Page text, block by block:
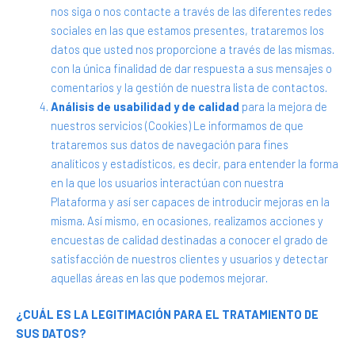
nos siga o nos contacte a través de las diferentes redes
sociales en las que estamos presentes, trataremos los
datos que usted nos proporcione a través de las mismas.
con la única finalidad de dar respuesta a sus mensajes o
comentarios y la gestión de nuestra lista de contactos.
Análisis de usabilidad y de calidad para la mejora de
nuestros servicios (Cookies) Le informamos de que
trataremos sus datos de navegación para fines
analíticos y estadísticos, es decir, para entender la forma
en la que los usuarios interactúan con nuestra
Plataforma y así ser capaces de introducir mejoras en la
misma. Así mismo, en ocasiones, realizamos acciones y
encuestas de calidad destinadas a conocer el grado de
satisfacción de nuestros clientes y usuarios y detectar
aquellas áreas en las que podemos mejorar.
¿CUÁL ES LA LEGITIMACIÓN PARA EL TRATAMIENTO DE
SUS DATOS?